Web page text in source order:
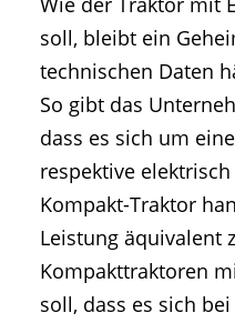
soll, bleibt ein
technischen Daten
So gibt das
dass es sich um
respektive
Kompakt-Traktor
Leistung äquivalent
Kompakttraktoren
soll, dass es sich